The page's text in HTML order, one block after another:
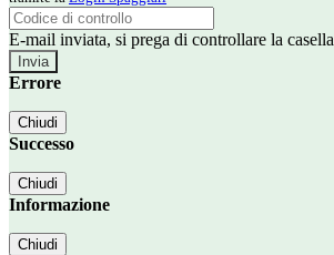
E-mail inviata, si prega di controllare la
Errore
Chiudi
Successo
Chiudi
Informazione
Chiudi